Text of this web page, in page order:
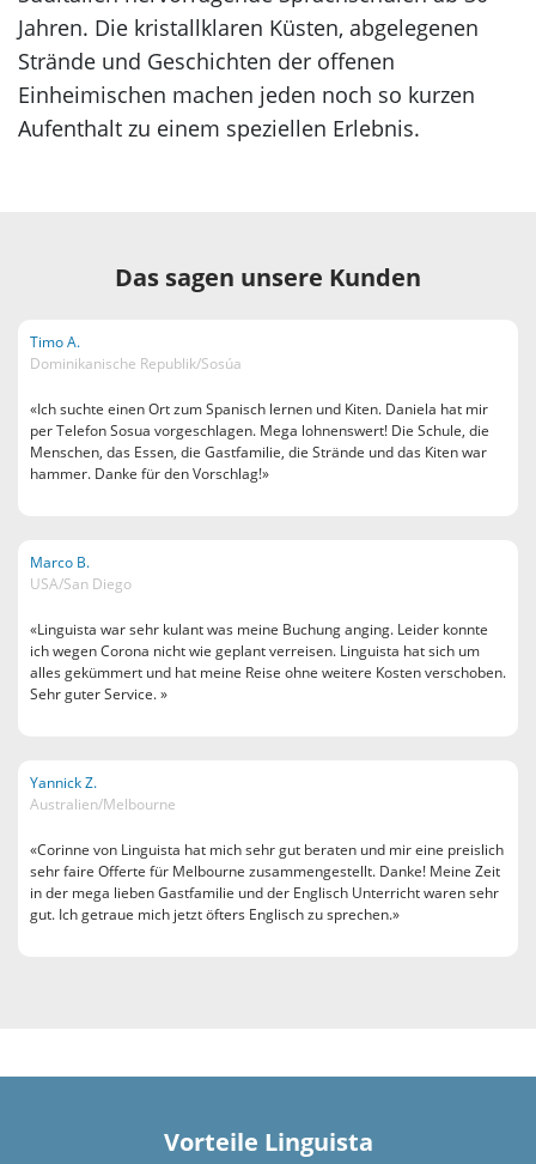
Jahren. Die kristallklaren Küsten, abgelegenen
Strände und Geschichten der offenen
Einheimischen machen jeden noch so kurzen
Aufenthalt zu einem speziellen Erlebnis.
Das sagen unsere Kunden
Timo A.
Dominikanische Republik/Sosúa
«Ich suchte einen Ort zum Spanisch lernen und Kiten. Daniela hat mir
per Telefon Sosua vorgeschlagen. Mega lohnenswert! Die Schule, die
Menschen, das Essen, die Gastfamilie, die Strände und das Kiten war
hammer. Danke für den Vorschlag!»
Marco B.
USA/San Diego
«Linguista war sehr kulant was meine Buchung anging. Leider konnte
ich wegen Corona nicht wie geplant verreisen. Linguista hat sich um
alles gekümmert und hat meine Reise ohne weitere Kosten verschoben.
Sehr guter Service. »
Yannick Z.
Australien/Melbourne
«Corinne von Linguista hat mich sehr gut beraten und mir eine preislich
sehr faire Offerte für Melbourne zusammengestellt. Danke! Meine Zeit
in der mega lieben Gastfamilie und der Englisch Unterricht waren sehr
gut. Ich getraue mich jetzt öfters Englisch zu sprechen.»
Vorteile Linguista